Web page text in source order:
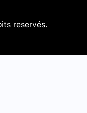
reservés.